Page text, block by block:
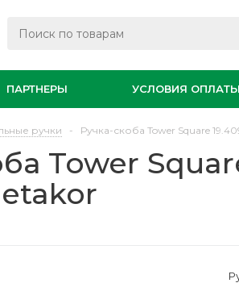
ПАРТНЕРЫ УСЛОВИЯ ОПЛАТЫ
ручки - Ручка-скоба Tower Square
Tower